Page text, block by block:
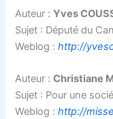
Auteur :Yves
Sujet : Député du
Weblog :http://
Auteur :Christiane
Sujet : Pour une
Weblog :http://